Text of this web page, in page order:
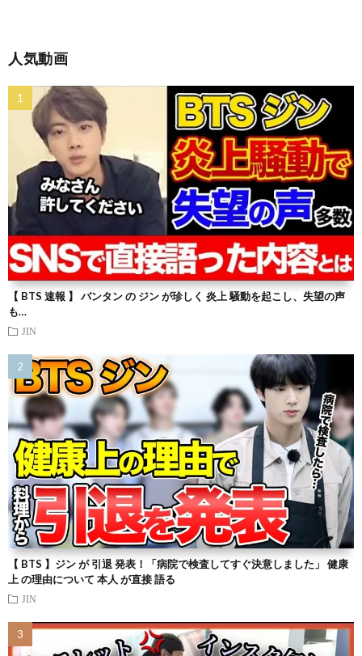
人気動画
【 BTS 速報 】 バンタン の ジン が珍しく 炎上 騒動を起こし、失望の声
も…
JIN
【 BTS 】ジン が 引退 発表！「病院で検査してすぐ決意しました」 健康
上 の理由について 本人 が直接 語る
JIN